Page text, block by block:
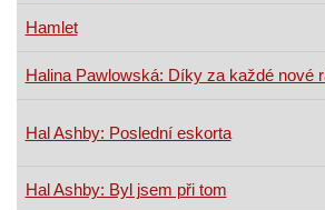
Hamlet
Halina Pawlowská: Díky za každé nové
Hal Ashby: Poslední eskorta
Hal Ashby: Byl jsem při tom